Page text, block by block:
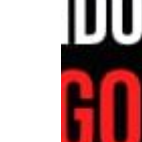
Ir a su web